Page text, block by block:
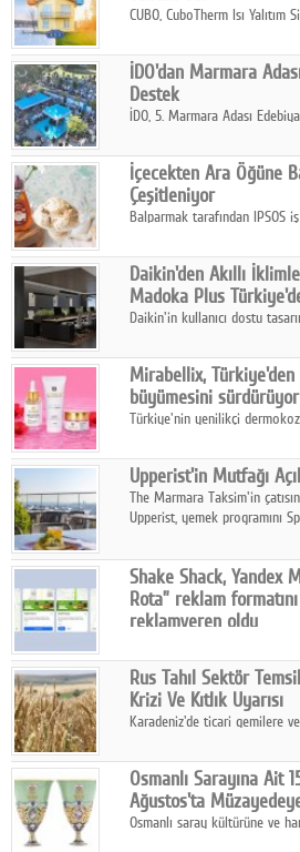
CUBO, CuboTherm Isı Yalıtım
ve sürdürülebilir çözümler
İDO'dan Marmara
Destek
İDO, 5. Marmara Adası
ettiriyor.
İçecekten Ara Öğüne
Çeşitleniyor
Balparmak tarafından IPSOS
ıhlamur gibi içeceklerde
Daikin'den Akıllı
Madoka Plus
Daikin'in kullanıcı dostu
kontrol ünitesi Madoka Plus
Mirabellix,
büyümesini sürdürüyor
Türkiye'nin yenilikçi
ürünleriyle hem yurt içinde
büyümesini sürdürüyor.
Upperist'in Mutfağı
The Marmara Taksim'in
Upperist, yemek programını
Shake Shack, Yandex
Rota” reklam
reklamveren oldu
artırmak amacıyla Cereyan
Yandex Maps & Navi'nin yeni
kullanan ilk marka oldu.
Rus Tahıl Sektör
Krizi Ve Kıtlık Uyarısı
Karadeniz'de ticari gemilere
geçirdi.
Osmanlı Sarayına Ait
Ağustos'ta
Osmanlı saray kültürüne ve